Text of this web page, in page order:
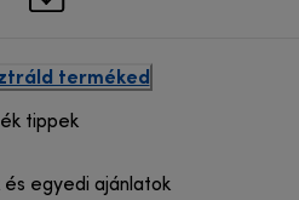
terméked
tippek
és egyedi ajánlatok